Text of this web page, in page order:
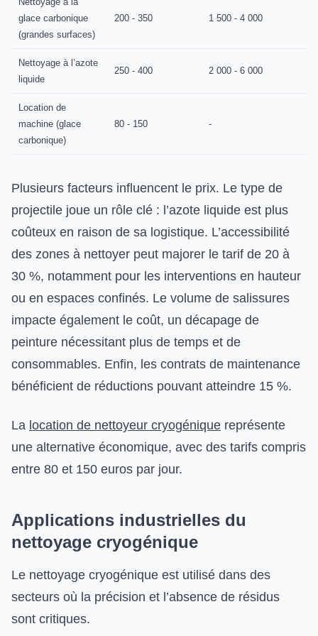
glace carbonique
(grandes surfaces)
200 - 350 1 500 - 4 000
Nettoyage à l’azote
liquide
250 - 400 2 000 - 6 000
Location de
machine (glace
carbonique)
80 - 150 -
Plusieurs facteurs influencent le prix. Le type de
projectile joue un rôle clé : l’azote liquide est plus
coûteux en raison de sa logistique. L’accessibilité
des zones à nettoyer peut majorer le tarif de 20 à
30 %, notamment pour les interventions en hauteur
ou en espaces confinés. Le volume de salissures
impacte également le coût, un décapage de
peinture nécessitant plus de temps et de
consommables. Enfin, les contrats de maintenance
bénéficient de réductions pouvant atteindre 15 %.
La location de nettoyeur cryogénique représente
une alternative économique, avec des tarifs compris
entre 80 et 150 euros par jour.
Applications industrielles du
nettoyage cryogénique
Le nettoyage cryogénique est utilisé dans des
secteurs où la précision et l’absence de résidus
sont critiques.